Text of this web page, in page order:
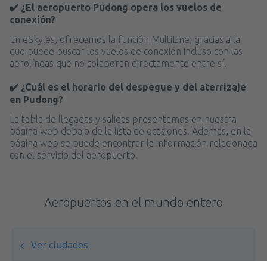
✔️ ¿El aeropuerto Pudong opera los vuelos de
conexión?
En eSky.es, ofrecemos la función MultiLine, gracias a la
que puede buscar los vuelos de conexión incluso con las
aerolíneas que no colaboran directamente entre sí.
✔️ ¿Cuál es el horario del despegue y del aterrizaje
en Pudong?
La tabla de llegadas y salidas presentamos en nuestra
página web debajo de la lista de ocasiones. Además, en la
página web se puede encontrar la información relacionada
con el servicio del aeropuerto.
Aeropuertos en el mundo entero
Ver ciudades